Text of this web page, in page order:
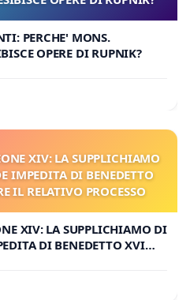
PERCHE' MONS.
OPERE DI RUPNIK?
XIV: LA SUPPLICHIAMO
IMPEDITA DI BENEDETTO
IL RELATIVO PROCESSO
XIV: LA SUPPLICHIAMO DI
DI BENEDETTO XVI
PROCESSO